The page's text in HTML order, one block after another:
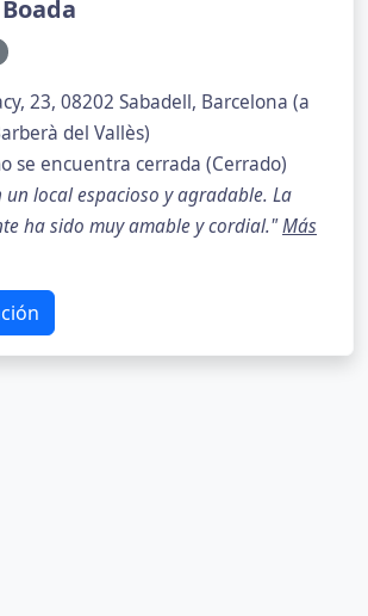
23, 08202 Sabadell, Barcelona (a
del Vallès)
se encuentra cerrada (Cerrado)
local espacioso y agradable. La
ha sido muy amable y cordial."Más